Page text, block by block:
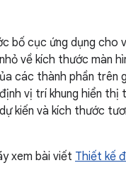
bố cục ứng dụng cho
về kích thước màn
các thành phần trên
vị trí khung hiển thị
kiến và kích thước
xem bài viết Thiết kế